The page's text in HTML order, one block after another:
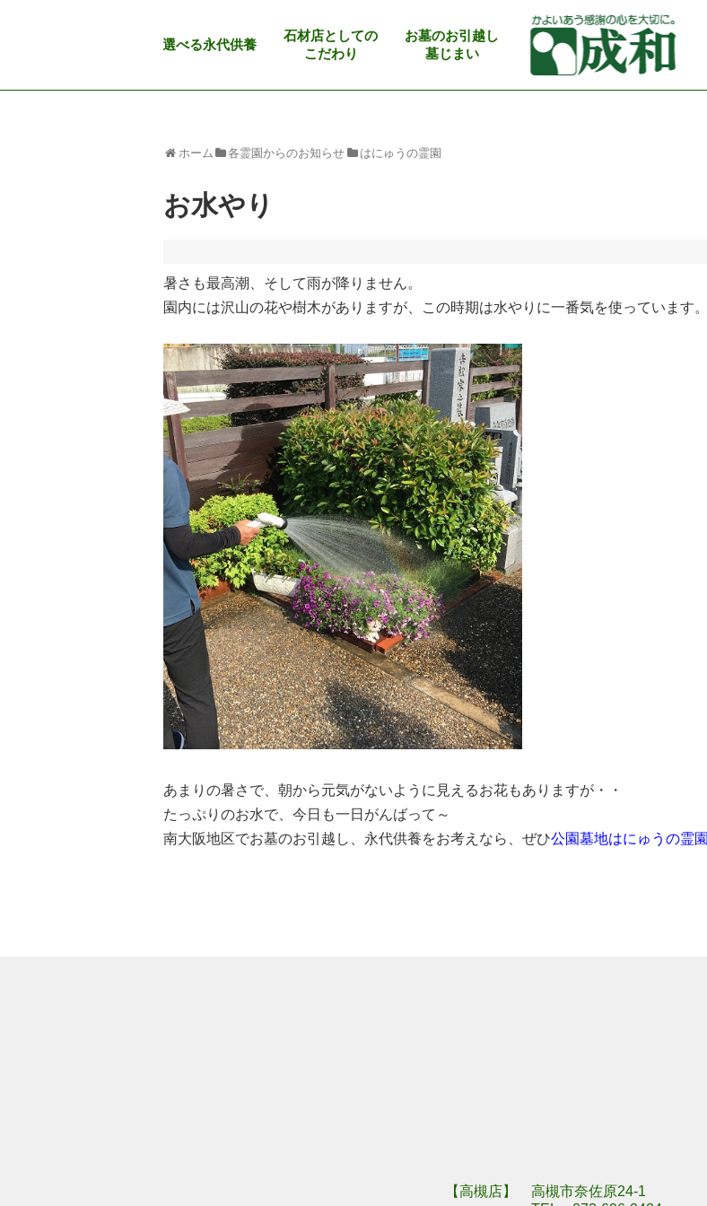
選べる永代供養
石材店としての
こだわり
お墓のお引越し
墓じまい
ホーム 各霊園からのお知らせ はにゅうの霊園
お水やり
暑さも最高潮、そして雨が降りません。
園内には沢山の花や樹木がありますが、この時期は水やりに一番気を使っています。
あまりの暑さで、朝から元気がないように見えるお花もありますが・・
たっぷりのお水で、今日も一日がんばって～
南大阪地区でお墓のお引越し、永代供養をお考えなら、ぜひ公園墓地はにゅうの霊園
【高槻店】 高槻市奈佐原24-1